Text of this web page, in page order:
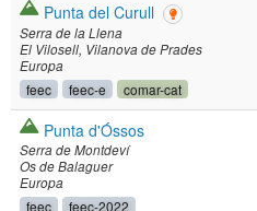
Punta del Curull
Serra de la Llena
El Vilosell Vilanova de Prades
Europa
feec feec-e comar-cat
Punta d'Óssos
Serra de Montdeví
Os de Balaguer
Europa
feec feec-2022